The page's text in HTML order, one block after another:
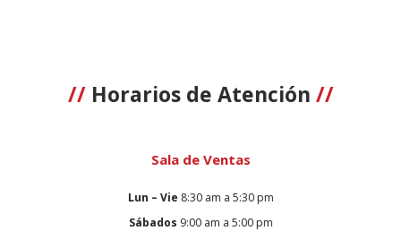
//Horarios de Atención //
Sala de Ventas
Lun – Vie 8:30 am a 5:30 pm
Sábados 9:00 am a 5:00 pm